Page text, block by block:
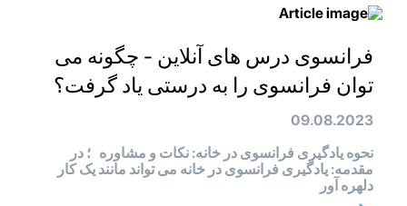
فرانسوی درس های آنلاین - چگونه می
توان فرانسوی را به درستی یاد گرفت؟
09.08.2023
نحوه یادگیری فرانسوی در خانه: نکات و مشاوره ؛ در
مقدمه: یادگیری فرانسوی در خانه می تواند مانند یک کار
دلهره آور